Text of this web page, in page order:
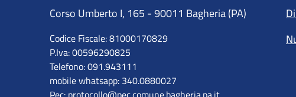
Corso Umberto I, 165 - 90011 Bagheria (PA)
Codice Fiscale: 81000170829
P.Iva: 00596290825
Telefono: 091.943111
mobile whatsapp: 340.0880027